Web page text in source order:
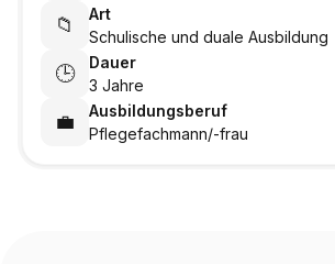
📁
Art
Schulische und duale Ausbildung
🕒
Dauer
3 Jahre
💼
Ausbildungsberuf
Pflegefachmann/-frau